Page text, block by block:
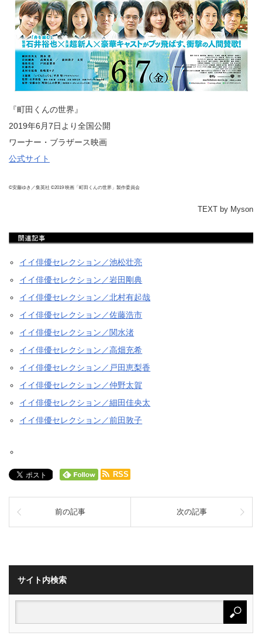
『町田くんの世界』
2019年6月7日より全国公開
ワーナー・ブラザース映画
公式サイト
©安藤ゆき／集英社 ©2019 映画「町田くんの世界」製作委員会
TEXT by Myson
イイ俳優セレクション／池松壮亮
イイ俳優セレクション／岩田剛典
イイ俳優セレクション／北村有起哉
イイ俳優セレクション／佐藤浩市
イイ俳優セレクション／関水渚
イイ俳優セレクション／高畑充希
イイ俳優セレクション／戸田恵梨香
イイ俳優セレクション／仲野太賀
イイ俳優セレクション／細田佳央太
イイ俳優セレクション／前田敦子
RSS
前の記事 次の記事
サイト内検索